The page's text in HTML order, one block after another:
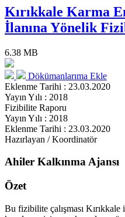
Kırıkkale Karma
İlanına Yönelik
6.38 MB
Dökümanlarıma Ekle
Eklenme Tarihi : 23.03.2020
Yayın Yılı : 2018
Fizibilite Raporu
Yayın Yılı : 2018
Eklenme Tarihi : 23.03.2020
Hazırlayan / Koordinatör
Ahiler Kalkınma Ajansı
Özet
Bu fizibilite çalışması